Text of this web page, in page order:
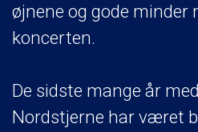
øjnene og gode minder
koncerten.
De sidste mange år
Nordstjerne har været